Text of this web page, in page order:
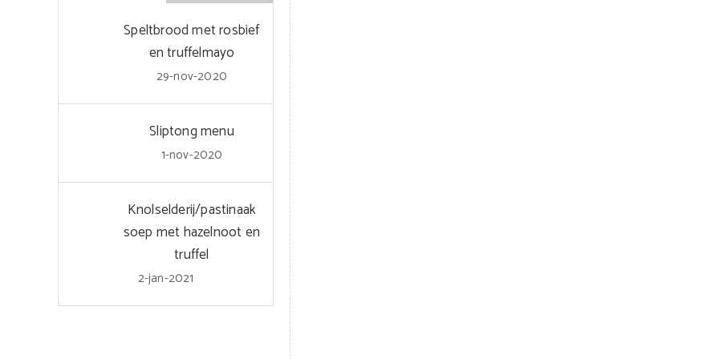
Speltbrood met rosbief
en truffelmayo
29-nov-2020
Sliptong menu
1-nov-2020
Knolselderij/pastinaak
soep met hazelnoot en
truffel
2-jan-2021